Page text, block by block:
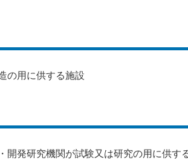
の用に供する施設
開発研究機関が試験又は研究の用に供す